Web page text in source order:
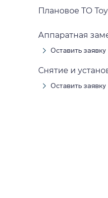
Плановое ТО
Аппаратная
Оставить заявку
Снятие и
Оставить заявку